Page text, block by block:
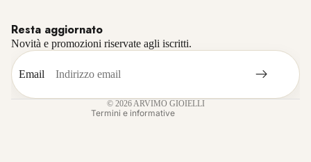
Resta aggiornato
Novità e promozioni riservate agli iscritti.
Email
© 2026ARVIMO GIOIELLI
Termini e informative
Termini e condizioni del servizio
Recapiti
Informativa sulle spedizioni